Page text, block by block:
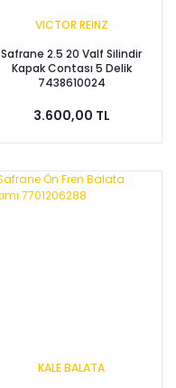
VICTOR REİNZ
Safrane 2.5 20 Valf Silindir
Kapak Contası 5 Delik
7438610024
3.600,00 TL
KALE BALATA